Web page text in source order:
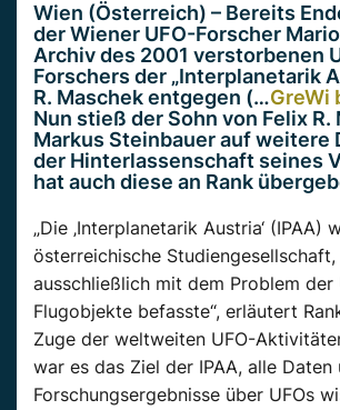
Wien (Österreich) – Bereits
der Wiener UFO-Forscher
Archiv des 2001 verstorbenen
Forschers der „Interplanetarik
R. Maschek entgegen (…GreWi
Nun stieß der Sohn von Felix R.
Markus Steinbauer auf weitere
der Hinterlassenschaft seines
hat auch diese an Rank
„Die ‚Interplanetarik Austria‘ (IPAA)
österreichische
ausschließlich mit dem Problem der
Flugobjekte befasste“, erläutert
Zuge der weltweiten UFO-
war es das Ziel der IPAA, alle Daten
Forschungsergebnisse über UFOs